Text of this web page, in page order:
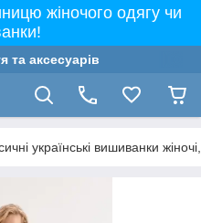
жіночого одягу чи
та аксесуарів
українські вишиванки